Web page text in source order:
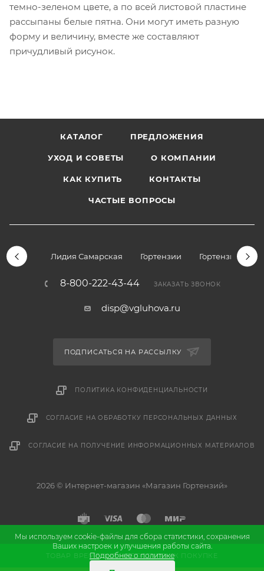
ТОВАР ВРЕМЕННО НЕДОСТУПЕН К ПОКУПКЕ
темно-зеленом цвете, а по всей листовой пластине
рассыпаны белые пятна. Они могут иметь разную
форму и величину, вместе же составляют
причудливый рисунок.
КАТАЛОГ ПРЕДЛОЖЕНИЯ
УХОД И СОВЕТЫ О КОМПАНИИ
КАК КУПИТЬ КОНТАКТЫ
ЧАСТЫЕ ВОПРОСЫ
Лидия Самарская Гортензии Гортензии
8-800-222-43-44 ЗАКАЗАТЬ ЗВОНОК
disp@vgluhova.ru
ПОДПИСАТЬСЯ НА РАССЫЛКУ
ПОЛИТИКА КОНФИДЕНЦИАЛЬНОСТИ
СОГЛАСИЕ НА ОБРАБОТКУ ПЕРСОНАЛЬНЫХ ДАННЫХ
СОГЛАСИЕ НА ПОЛУЧЕНИЕ ИНФОРМАЦИОННЫХ МАТЕРИАЛОВ
2026 © Интернет-магазин «Магазин Гортензий»
Разработкаипродвижение сайта
Мы используем cookie-файлы для сбора статистики, сохранения
Ваших настроек и улучшения работы сайта.
Подробнее о политике